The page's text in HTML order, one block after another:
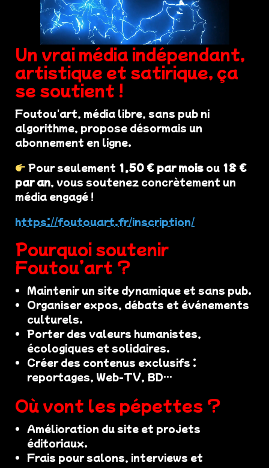
Un vrai média indépendant,
artistique et satirique, ça
se soutient !
Foutou'art, média libre, sans pub ni
algorithme, propose désormais un
abonnement en ligne.
Pour seulement 1,50 € par mois ou 18 €
par an, vous soutenez concrètement un
média engagé !
https://foutouart.fr/inscription/
Pourquoi soutenir
Foutou’art ?
Maintenir un site dynamique et sans pub.
Organiser expos, débats et événements
culturels.
Porter des valeurs humanistes,
écologiques et solidaires.
Créer des contenus exclusifs :
reportages, Web-TV, BD…
Où vont les pépettes ?
Amélioration du site et projets
éditoriaux.
Frais pour salons, interviews et